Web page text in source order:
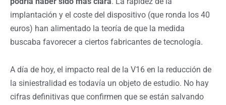
implantación y el coste del dispositivo (que ronda los 40
euros) han alimentado la teoría de que la medida
buscaba favorecer a ciertos fabricantes de tecnología.
A día de hoy, el impacto real de la V16 en la reducción de
la siniestralidad es todavía un objeto de estudio. No hay
cifras definitivas que confirmen que se están salvando